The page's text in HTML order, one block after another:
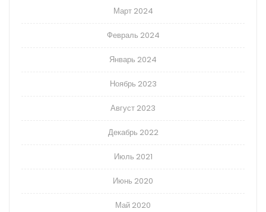
Март 2024
Февраль 2024
Январь 2024
Ноябрь 2023
Август 2023
Декабрь 2022
Июль 2021
Июнь 2020
Май 2020